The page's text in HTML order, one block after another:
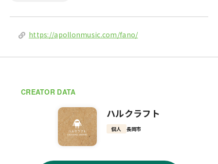
https://apollonmusic.com/fano/
CREATOR DATA
ハルクラフト
個人 長岡市